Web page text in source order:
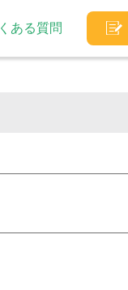
ある質問